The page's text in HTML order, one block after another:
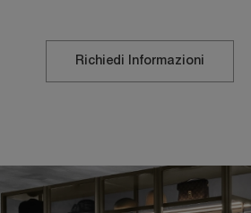
Richiedi Informazioni